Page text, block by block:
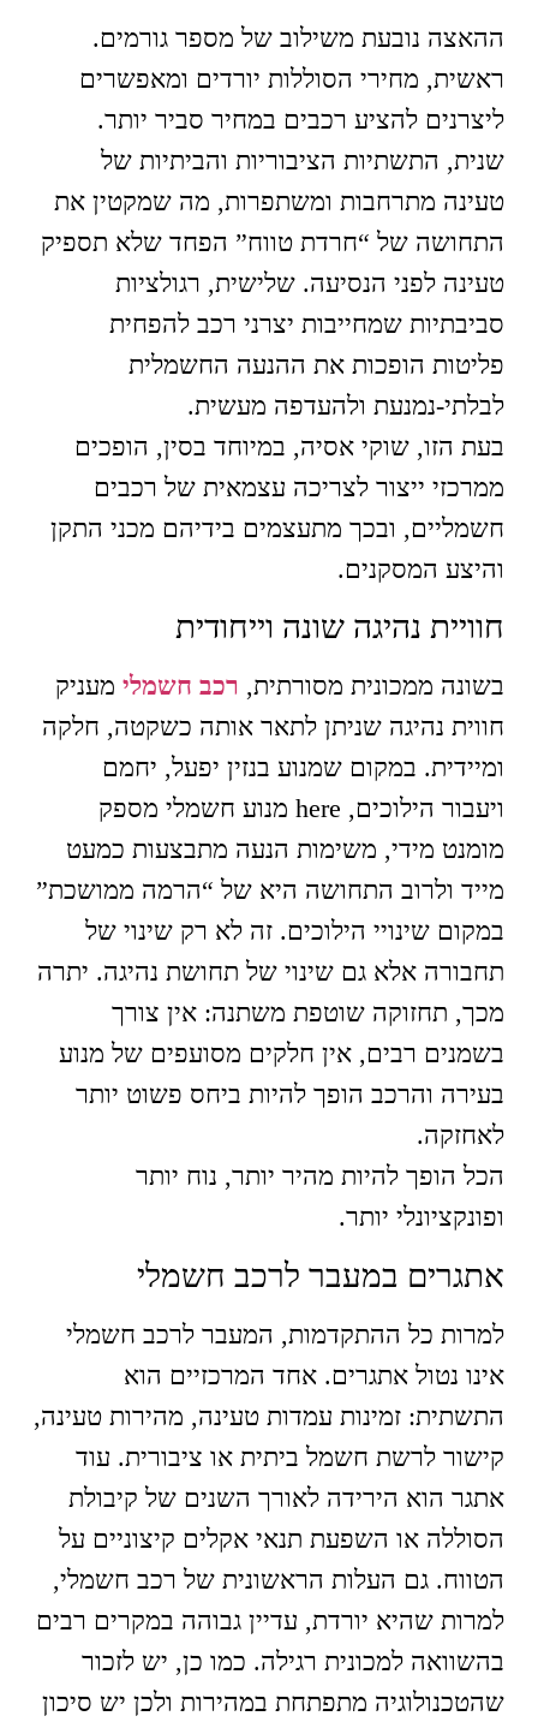
ההאצה נובעת משילוב של מספר גורמים.
ראשית, מחירי הסוללות יורדים ומאפשרים
ליצרנים להציע רכבים במחיר סביר יותר.
שנית, התשתיות הציבוריות והביתיות של
טעינה מתרחבות ומשתפרות, מה שמקטין את
התחושה של “חרדת טווח” הפחד שלא תספיק
טעינה לפני הנסיעה. שלישית, רגולציות
סביבתיות שמחייבות יצרני רכב להפחית
פליטות הופכות את ההנעה החשמלית
לבלתי‑נמנעת ולהעדפה מעשית.
בעת הזו, שוקי אסיה, במיוחד בסין, הופכים
ממרכזי ייצור לצריכה עצמאית של רכבים
חשמליים, ובכך מתעצמים בידיהם מכני התקן
והיצע המסקנים.
חוויית נהיגה שונה וייחודית
בשונה ממכונית מסורתית, רכב חשמלימעניק
חווית נהיגה שניתן לתאר אותה כשקטה, חלקה
ומיידית. במקום שמנוע בנזין יפעל, יחמם
ויעבור הילוכים, here מנוע חשמלי מספק
מומנט מידי, משימות הנעה מתבצעות כמעט
מייד ולרוב התחושה היא של “הרמה ממושכת”
במקום שינויי הילוכים. זה לא רק שינוי של
תחבורה אלא גם שינוי של תחושת נהיגה. יתרה
מכך, תחזוקה שוטפת משתנה: אין צורך
בשמנים רבים, אין חלקים מסועפים של מנוע
בעירה והרכב הופך להיות ביחס פשוט יותר
לאחזקה.
הכל הופך להיות מהיר יותר, נוח יותר
ופונקציונלי יותר.
אתגרים במעבר לרכב חשמלי
למרות כל ההתקדמות, המעבר לרכב חשמלי
אינו נטול אתגרים. אחד המרכזיים הוא
התשתית: זמינות עמדות טעינה, מהירות טעינה,
קישור לרשת חשמל ביתית או ציבורית. עוד
אתגר הוא הירידה לאורך השנים של קיבולת
הסוללה או השפעת תנאי אקלים קיצוניים על
הטווח. גם העלות הראשונית של רכב חשמלי,
למרות שהיא יורדת, עדיין גבוהה במקרים רבים
בהשוואה למכונית רגילה. כמו כן, יש לזכור
שהטכנולוגיה מתפתחת במהירות ולכן יש סיכון